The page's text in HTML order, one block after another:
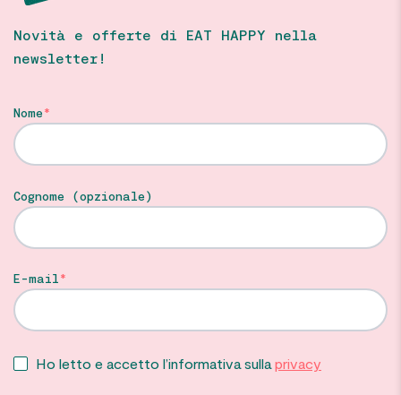
Novità e offerte di EAT HAPPY nella
newsletter!
Nome
Cognome (opzionale)
E-mail
Ho letto e accetto l’informativa sulla privacy